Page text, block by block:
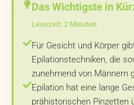
Das Wichtigste in
Lesezeit: 2 Minuten
Für Gesicht und Körper
Epilationstechniken, die
zunehmend von Männern
Epilation hat eine lange
prähistorischen Pinzetten